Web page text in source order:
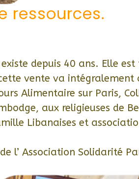
ressources.
depuis 40 ans. Elle
vente va intégralement
Alimentaire sur Paris,
aux religieuses
Libanaises et
l’ Association Solidarité